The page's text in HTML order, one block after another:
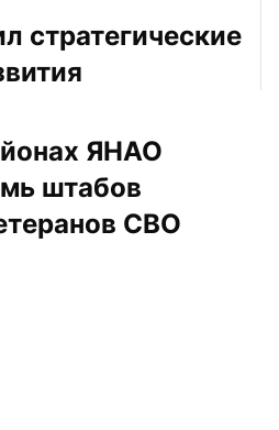
стратегические
ЯНАО
штабов
СВО